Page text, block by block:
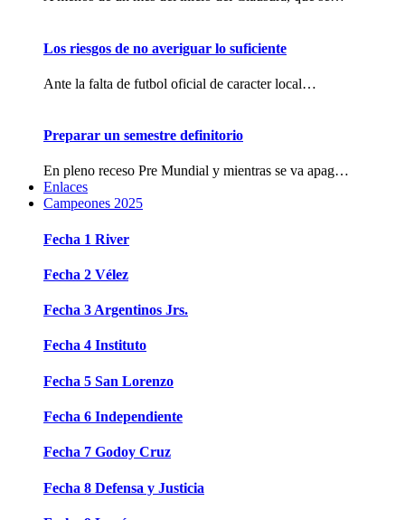
Los riesgos de no averiguar lo suficiente
Ante la falta de futbol oficial de caracter local…
Preparar un semestre definitorio
En pleno receso Pre Mundial y mientras se va apag…
Enlaces
Campeones 2025
Fecha 1 River
Fecha 2 Vélez
Fecha 3 Argentinos Jrs.
Fecha 4 Instituto
Fecha 5 San Lorenzo
Fecha 6 Independiente
Fecha 7 Godoy Cruz
Fecha 8 Defensa y Justicia